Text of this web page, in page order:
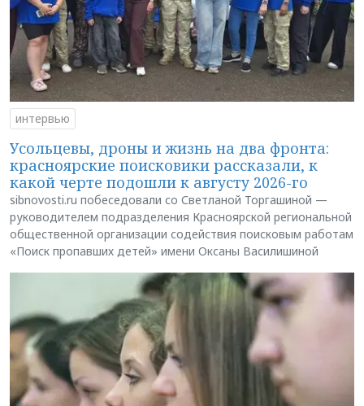
интервью
Усольцевы, дроны и жизнь на два фронта:
красноярские поисковики рассказали, к
какой черте подошли к августу 2026-го
sibnovosti.ru побеседовали со Светланой Торгашиной —
руководителем подразделения Красноярской региональной
общественной организации содействия поисковым работам
«Поиск пропавших детей» имени Оксаны Василишиной